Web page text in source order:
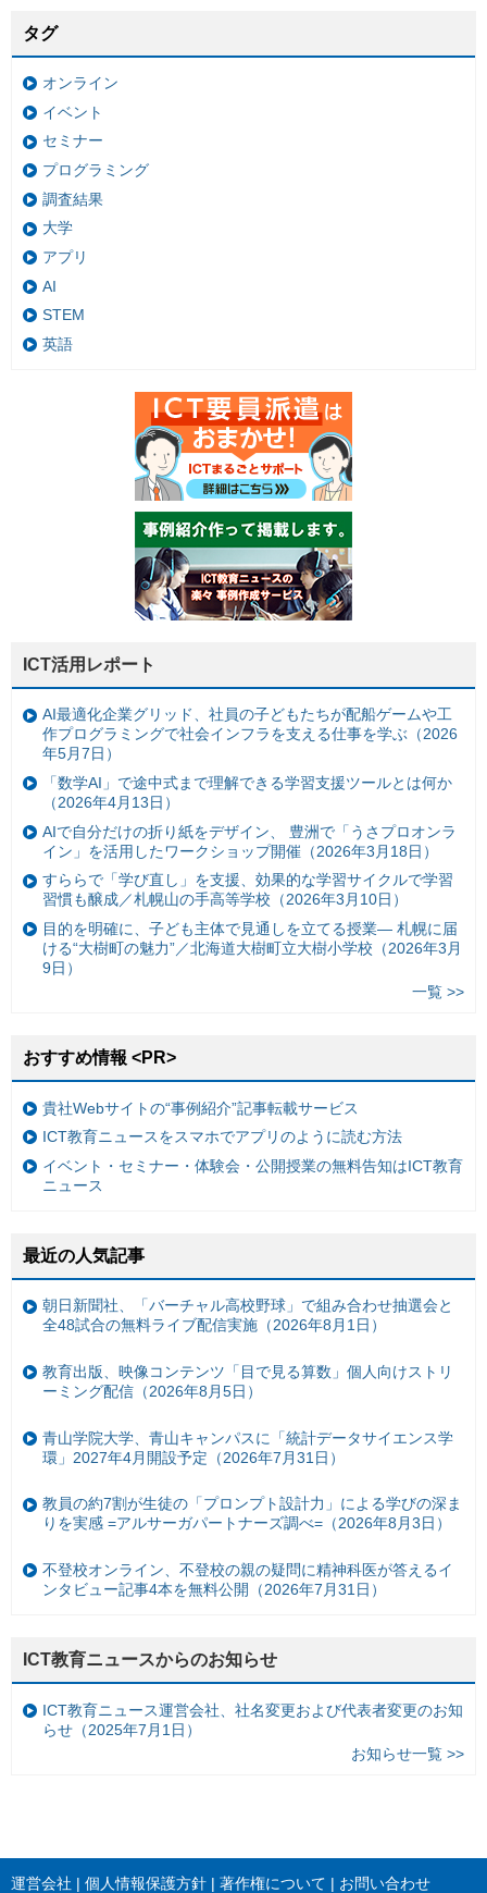
タグ
オンライン
イベント
セミナー
プログラミング
調査結果
大学
アプリ
AI
STEM
英語
ICT活用レポート
AI最適化企業グリッド、社員の子どもたちが配船ゲームや工
作プログラミングで社会インフラを支える仕事を学ぶ（2026
年5月7日）
「数学AI」で途中式まで理解できる学習支援ツールとは何か
（2026年4月13日）
AIで自分だけの折り紙をデザイン、 豊洲で「うさプロオンラ
イン」を活用したワークショップ開催（2026年3月18日）
すららで「学び直し」を支援、効果的な学習サイクルで学習
習慣も醸成／札幌山の手高等学校（2026年3月10日）
目的を明確に、子ども主体で見通しを立てる授業— 札幌に届
ける“大樹町の魅力”／北海道大樹町立大樹小学校（2026年3月
9日）
一覧 >>
おすすめ情報 <PR>
貴社Webサイトの“事例紹介”記事転載サービス
ICT教育ニュースをスマホでアプリのように読む方法
イベント・セミナー・体験会・公開授業の無料告知はICT教育
ニュース
最近の人気記事
朝日新聞社、「バーチャル高校野球」で組み合わせ抽選会と
全48試合の無料ライブ配信実施（2026年8月1日）
教育出版、映像コンテンツ「目で見る算数」個人向けストリ
ーミング配信（2026年8月5日）
青山学院大学、青山キャンパスに「統計データサイエンス学
環」2027年4月開設予定（2026年7月31日）
教員の約7割が生徒の「プロンプト設計力」による学びの深ま
りを実感 =アルサーガパートナーズ調べ=（2026年8月3日）
不登校オンライン、不登校の親の疑問に精神科医が答えるイ
ンタビュー記事4本を無料公開（2026年7月31日）
ICT教育ニュースからのお知らせ
ICT教育ニュース運営会社、社名変更および代表者変更のお知
らせ（2025年7月1日）
お知らせ一覧 >>
運営会社 個人情報保護方針 著作権について お問い合わせ